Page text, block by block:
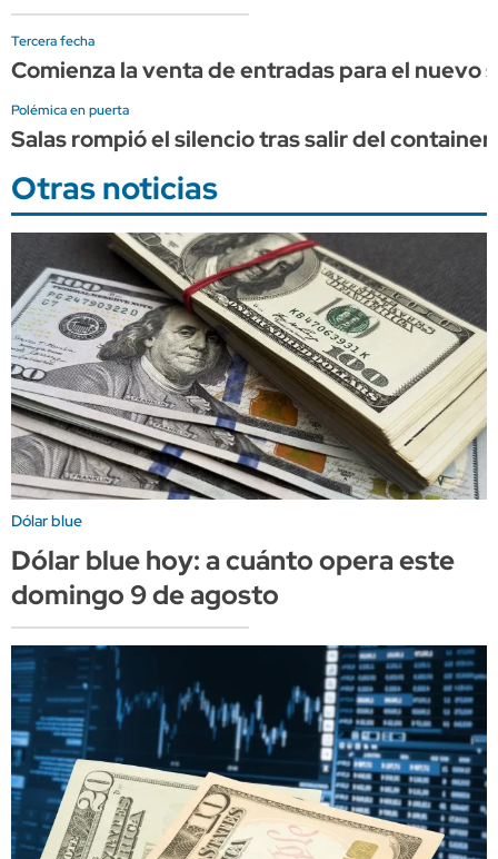
Tercera fecha
Comienza la venta de entradas para el
Polémica en puerta
Salas rompió el silencio tras salir del
Otras noticias
Dólar blue
Dólar blue hoy: a cuánto opera este
domingo 9 de agosto